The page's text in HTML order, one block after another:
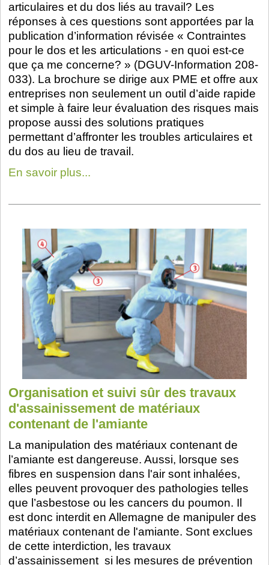
articulaires et du dos liés au travail? Les
réponses à ces questions sont apportées par la
publication d’information révisée « Contraintes
pour le dos et les articulations - en quoi est-ce
que ça me concerne? » (DGUV-Information 208-
033). La brochure se dirige aux PME et offre aux
entreprises non seulement un outil d’aide rapide
et simple à faire leur évaluation des risques mais
propose aussi des solutions pratiques
permettant d’affronter les troubles articulaires et
du dos au lieu de travail.
En savoir plus...
Organisation et suivi sûr des travaux
d'assainissement de matériaux
contenant de l'amiante
La manipulation des matériaux contenant de
l’amiante est dangereuse. Aussi, lorsque ses
fibres en suspension dans l'air sont inhalées,
elles peuvent provoquer des pathologies telles
que l’asbestose ou les cancers du poumon. Il
est donc interdit en Allemagne de manipuler des
matériaux contenant de l'amiante. Sont exclues
de cette interdiction, les travaux
d’assainissement si les mesures de prévention